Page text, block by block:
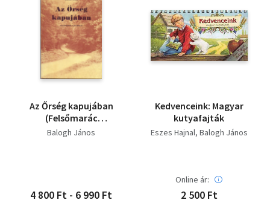
Az Őrség kapujában
(Felsőmarác
története)
Balogh János
4 800 Ft - 6 990 Ft
Kedvenceink: Magyar
kutyafajták
Eszes Hajnal Balogh János
Online ár:
2 500 Ft